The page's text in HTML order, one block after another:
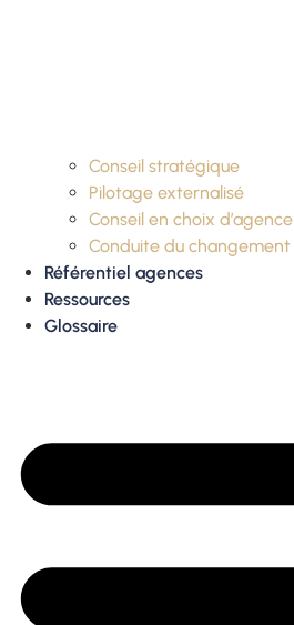
Conseil stratégique
Pilotage externalisé
Conseil en choix d’agence
Conduite du changement
Référentiel agences
Ressources
Glossaire